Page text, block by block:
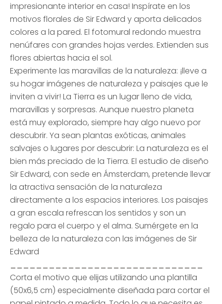
impresionante interior en casa! Inspírate en los
motivos florales de Sir Edward y aporta delicados
colores a la pared. El fotomural redondo muestra
nenúfares con grandes hojas verdes. Extienden sus
flores abiertas hacia el sol.
Experimente las maravillas de la naturaleza: ¡lleve a
su hogar imágenes de naturaleza y paisajes que le
inviten a vivir! La Tierra es un lugar lleno de vida,
maravillas y sorpresas. Aunque nuestro planeta
está muy explorado, siempre hay algo nuevo por
descubrir. Ya sean plantas exóticas, animales
salvajes o lugares por descubrir: La naturaleza es el
bien más preciado de la Tierra. El estudio de diseño
Sir Edward, con sede en Ámsterdam, pretende llevar
la atractiva sensación de la naturaleza
directamente a los espacios interiores. Los paisajes
a gran escala refrescan los sentidos y son un
regalo para el cuerpo y el alma. Sumérgete en la
belleza de la naturaleza con las imágenes de Sir
Edward
Corta el motivo que elijas utilizando una plantilla
(50x6,5 cm) especialmente diseñada para cortar el